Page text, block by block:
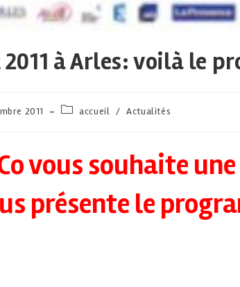
2011 à Arles: voilà le
2011 accueil / Actualités
vous souhaite
présente le